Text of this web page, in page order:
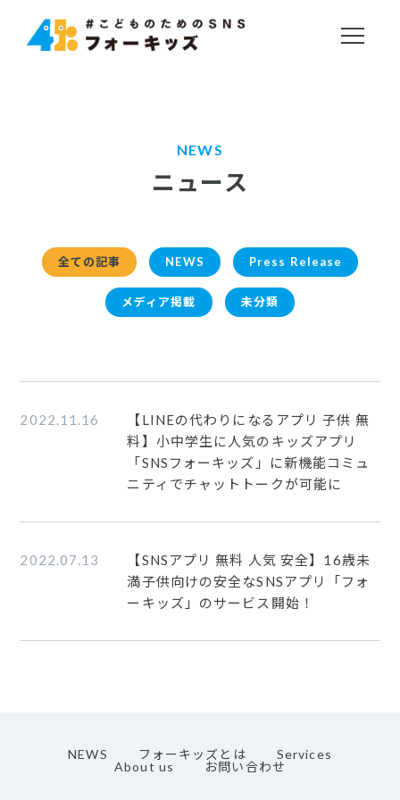
NEWS
ニュース
全ての記事 NEWS Press Release
メディア掲載 未分類
2022.11.16
【LINEの代わりになるアプリ 子供 無
料】小中学生に人気のキッズアプリ
「SNSフォーキッズ」に新機能コミュ
ニティでチャットトークが可能に
2022.07.13
【SNSアプリ 無料 人気 安全】16歳未
満子供向けの安全なSNSアプリ「フォ
ーキッズ」のサービス開始！
NEWS フォーキッズとは
Services
About us
お問い合わせ